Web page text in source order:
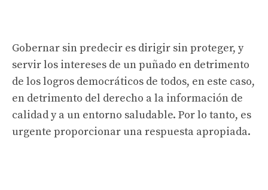
Gobernar sin predecir es dirigir sin proteger, y
servir los intereses de un puñado en detrimento
de los logros democráticos de todos, en este caso,
en detrimento del derecho a la información de
calidad y a un entorno saludable. Por lo tanto, es
urgente proporcionar una respuesta apropiada.